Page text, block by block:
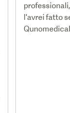
l'avrei fatto